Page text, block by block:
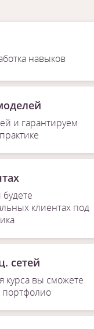
навыков
и гарантируем
клиентах под
сетей
курса вы сможете
портфолио